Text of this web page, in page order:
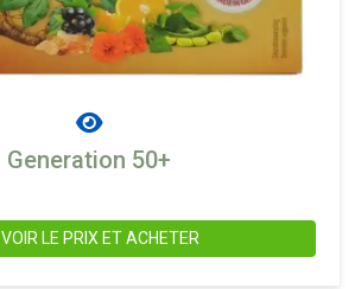
Generation 50+
VOIR LE PRIX ET ACHETER